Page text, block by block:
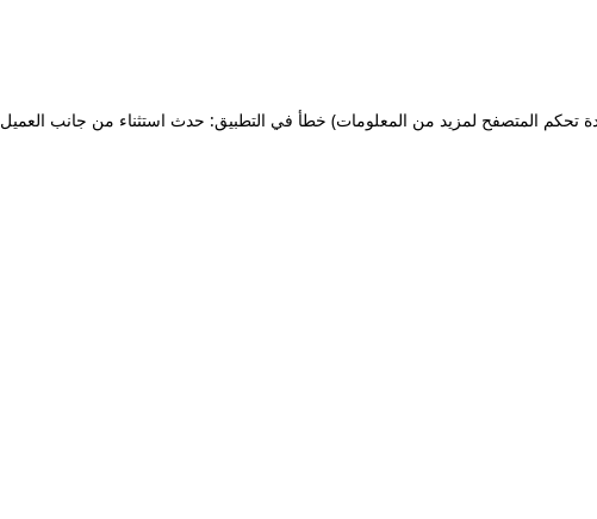
خطأ في التطبيق: حدث استثناء من جانب العميل تحكم المتصفح لمزيد من المعلومات)